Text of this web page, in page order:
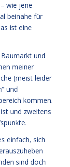
wie jene
beinahe für
ist eine
und
meiner
(meist leider
und
kommen.
und zweitens
einfach, sich
sind doch